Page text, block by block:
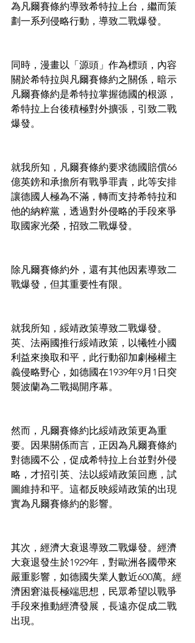
為凡爾賽條約導致希特拉上台，繼而策
劃一系列侵略行動，導致二戰爆發。
同時，漫畫以「源頭」作為標頭，內容
關於希特拉與凡爾賽條約之關係，暗示
凡爾賽條約是希特拉掌握德國的根源，
希特拉上台後積極對外擴張，引致二戰
爆發。
就我所知，凡爾賽條約要求德國賠償66
億英鎊和承擔所有戰爭罪責，此等安排
讓德國人極為不滿，轉而支持希特拉和
他的納粹黨，透過對外侵略的手段來爭
取國家光榮，招致二戰爆發。
除凡爾賽條約外，還有其他因素導致二
戰爆發，但其重要性有限。
就我所知，綏靖政策導致二戰爆發。
英、法兩國推行綏靖政策，以犧牲小國
利益來換取和平，此行動卻加劇極權主
義侵略野心，如德國在1939年9月1日突
襲波蘭為二戰揭開序幕。
然而，凡爾賽條約比綏靖政策更為重
要。因果關係而言，正因為凡爾賽條約
對德國不公，促成希特拉上台並對外侵
略，才招引英、法以綏靖政策回應，試
圖維持和平。這都反映綏靖政策的出現
實為凡爾賽條約的影響。
其次，經濟大衰退導致二戰爆發。經濟
大衰退發生於1929年，對歐洲各國帶來
嚴重影響，如德國失業人數近600萬。經
濟困窘滋長極端思想，民眾希望以戰爭
手段來推動經濟發展，長遠亦促成二戰
出現。